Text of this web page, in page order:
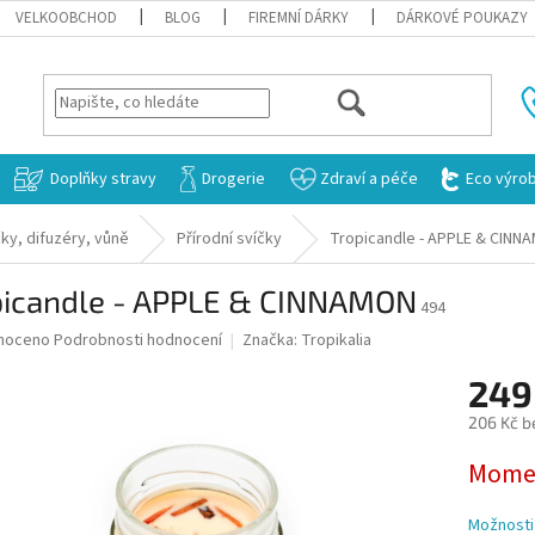
VELKOOBCHOD BLOG FIREMNÍ DÁRKY DÁRKOVÉ POUKAZY
HLEDAT
Doplňky stravy Drogerie Zdraví a péče Eco
difuzéry, vůně Přírodní svíčky Tropicandle - APPLE &
- APPLE & CINNAMON 494
Podrobnosti hodnocení Značka: Tropikalia
206 Kč
cena: